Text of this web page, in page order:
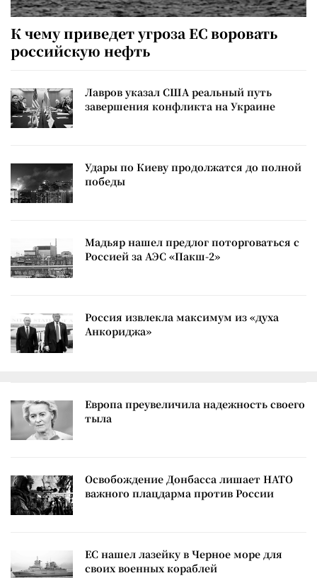
К чему приведет угроза ЕС воровать
российскую нефть
Лавров указал США реальный путь
завершения конфликта на Украине
Удары по Киеву продолжатся до полной
победы
Мадьяр нашел предлог поторговаться с
Россией за АЭС «Пакш-2»
Россия извлекла максимум из «духа
Анкориджа»
Европа преувеличила надежность своего
тыла
Освобождение Донбасса лишает НАТО
важного плацдарма против России
ЕС нашел лазейку в Черное море для
своих военных кораблей